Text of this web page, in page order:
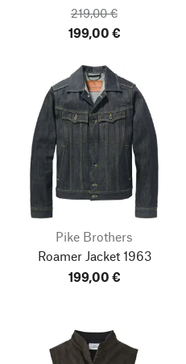
219,00 €
199,00 €
Pike Brothers
Roamer Jacket 1963
199,00 €